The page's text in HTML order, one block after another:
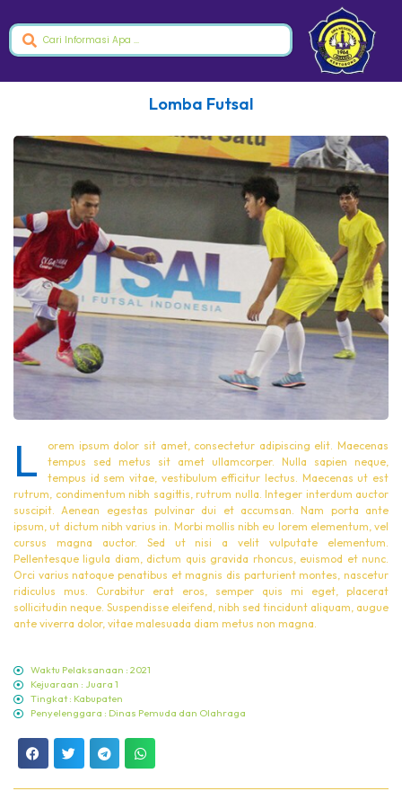
Lomba Futsal
L
orem ipsum dolor sit amet, consectetur adipiscing elit. Maecenas
tempus sed metus sit amet ullamcorper. Nulla sapien neque,
tempus id sem vitae, vestibulum efficitur lectus. Maecenas ut est
rutrum, condimentum nibh sagittis, rutrum nulla. Integer interdum auctor
suscipit. Aenean egestas pulvinar dui et accumsan. Nam porta ante
ipsum, ut dictum nibh varius in. Morbi mollis nibh eu lorem elementum, vel
cursus magna auctor. Sed ut nisi a velit vulputate elementum.
Pellentesque ligula diam, dictum quis gravida rhoncus, euismod et nunc.
Orci varius natoque penatibus et magnis dis parturient montes, nascetur
ridiculus mus. Curabitur erat eros, semper quis mi eget, placerat
sollicitudin neque. Suspendisse eleifend, nibh sed tincidunt aliquam, augue
ante viverra dolor, vitae malesuada diam metus non magna.
Waktu Pelaksanaan : 2021
Kejuaraan : Juara 1
Tingkat : Kabupaten
Penyelenggara : Dinas Pemuda dan Olahraga